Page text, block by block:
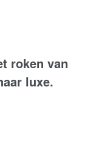
roken van
luxe.